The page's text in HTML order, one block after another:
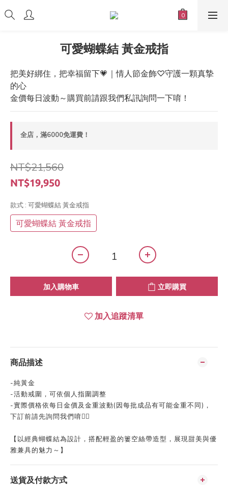
可愛蝴蝶結 黃金戒指
把美好綁住，把幸福留下💗｜情人節金飾♡守護一顆真摯
的心
金價每日波動～購買前請跟我們私訊詢問一下唷！
全店，滿6000免運費！
NT$21,560
NT$19,950
款式 : 可愛蝴蝶結 黃金戒指
可愛蝴蝶結 黃金戒指
加入購物車 立即購買
加入追蹤清單
商品描述
-純黃金
-活動戒圍，可依個人指圍調整
-實際價格依每日金價及金重波動(因每批成品有可能金重不同) ，
下訂前請先詢問我們唷👍🏻
【以經典蝴蝶結為設計，搭配輕盈的簍空絲帶造型，展現甜美與優
雅兼具的魅力～】
送貨及付款方式